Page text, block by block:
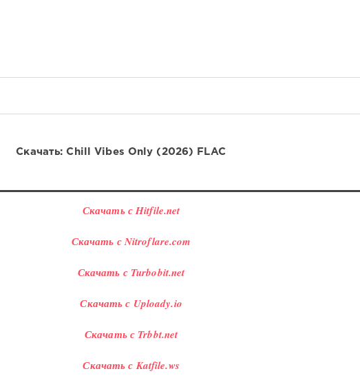
Скачать: Chill Vibes Only (2026) FLAC
Скачать с Hitfile.net
Скачать с Nitroflare.com
Скачать с Turbobit.net
Скачать с Uploady.io
Скачать с Trbbt.net
Скачать с Katfile.ws